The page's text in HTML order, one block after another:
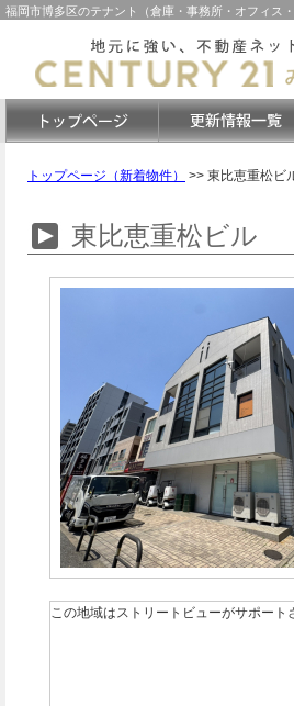
福岡市博多区のテナント（倉庫・事務所・オフィス
トップページ（新着物件） >> 東比恵重松ビ
東比恵重松ビル
この地域はストリートビューがサポート